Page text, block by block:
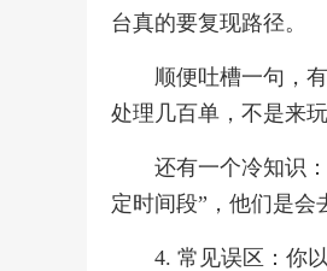
台真的要复现路径。
顺便吐槽一句，
处理几百单，不是来
还有一个冷知识
定时间段”，他们是会
4. 常见误区：你